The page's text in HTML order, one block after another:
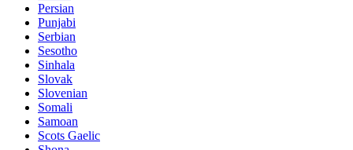
Persian
Punjabi
Serbian
Sesotho
Sinhala
Slovak
Slovenian
Somali
Samoan
Scots Gaelic